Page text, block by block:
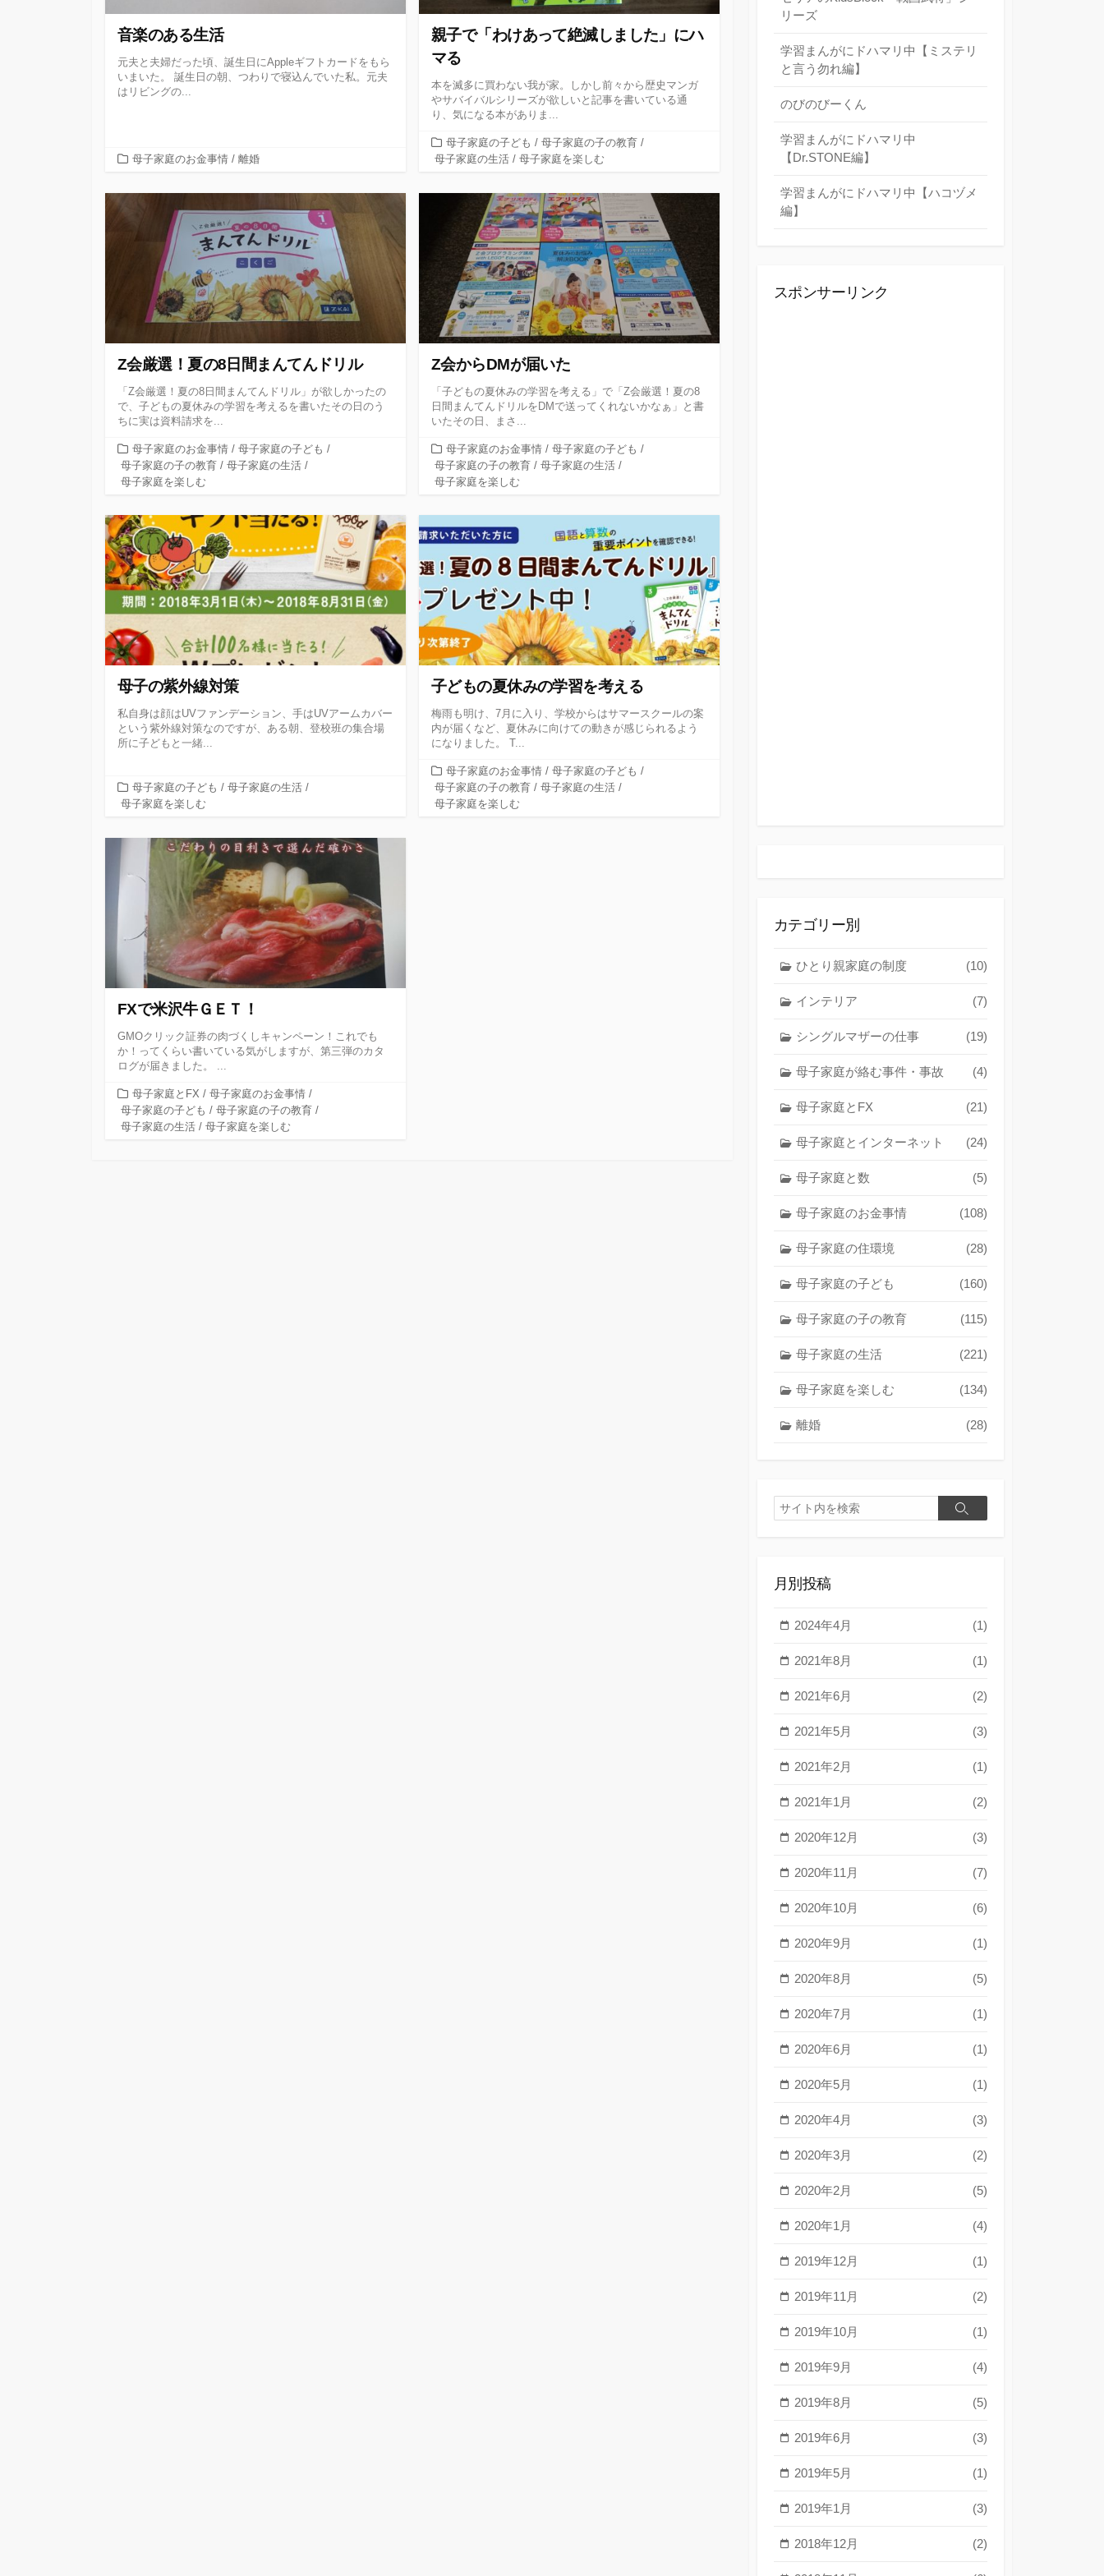
音楽のある生活
元夫と夫婦だった頃、誕生日にAppleギフトカードをもら
いまいた。 誕生日の朝、つわりで寝込んでいた私。元夫
はリビングの...
カ
ゴ
母子家庭のお金事情 / 離婚
親子で「わけあって絶滅しました」にハ
マる
本を滅多に買わない我が家。しかし前々から歴史マンガ
やサバイバルシリーズが欲しいと記事を書いている通
り、気になる本がありま...
カ
テ
リ
母子家庭の子ども / 母子家庭の子の教育 /
母子家庭の生活 / 母子家庭を楽しむ
Z会厳選！夏の8日間まんてんドリル
「Z会厳選！夏の8日間まんてんドリル」が欲しかったの
で、子どもの夏休みの学習を考えるを書いたその日のう
ちに実は資料請求を...
カ
テ
ゴ
ー
母子家庭のお金事情 / 母子家庭の子ども /
母子家庭の子の教育 / 母子家庭の生活 /
母子家庭を楽しむ
Z会からDMが届いた
「子どもの夏休みの学習を考える」で「Z会厳選！夏の8
日間まんてんドリルをDMで送ってくれないかなぁ」と書
いたその日、まさ...
カ
テ
ゴ
ー
母子家庭のお金事情 / 母子家庭の子ども /
母子家庭の子の教育 / 母子家庭の生活 /
母子家庭を楽しむ
母子の紫外線対策
私自身は顔はUVファンデーション、手はUVアームカバー
という紫外線対策なのですが、ある朝、登校班の集合場
所に子どもと一緒...
カ
テ
リ
母子家庭の子ども / 母子家庭の生活 /
母子家庭を楽しむ
子どもの夏休みの学習を考える
梅雨も明け、7月に入り、学校からはサマースクールの案
内が届くなど、夏休みに向けての動きが感じられるよう
になりました。 T...
カ
テ
ゴ
母子家庭のお金事情 / 母子家庭の子ども /
母子家庭の子の教育 / 母子家庭の生活 /
母子家庭を楽しむ
FXで米沢牛ＧＥＴ！
GMOクリック証券の肉づくしキャンペーン！これでも
か！ってくらい書いている気がしますが、第三弾のカタ
ログが届きました。 ...
カ
テ
ゴ
母子家庭とFX / 母子家庭のお金事情 /
母子家庭の子ども / 母子家庭の子の教育 /
母子家庭の生活 / 母子家庭を楽しむ
リーズ
学習まんがにドハマリ中【ミステリ
と言う勿れ編】
のびのびーくん
学習まんがにドハマリ中
【Dr.STONE編】
学習まんがにドハマリ中【ハコヅメ
編】
スポンサーリンク
カテゴリー別
ひとり親家庭の制度 (10)
インテリア (7)
シングルマザーの仕事 (19)
母子家庭が絡む事件・事故 (4)
母子家庭とFX (21)
母子家庭とインターネット (24)
母子家庭と数 (5)
母子家庭のお金事情 (108)
母子家庭の住環境 (28)
母子家庭の子ども (160)
母子家庭の子の教育 (115)
母子家庭の生活 (221)
母子家庭を楽しむ (134)
離婚 (28)
検
索
検
月別投稿
2024年4月 (1)
2021年8月 (1)
2021年6月 (2)
2021年5月 (3)
2021年2月 (1)
2021年1月 (2)
2020年12月 (3)
2020年11月 (7)
2020年10月 (6)
2020年9月 (1)
2020年8月 (5)
2020年7月 (1)
2020年6月 (1)
2020年5月 (1)
2020年4月 (3)
2020年3月 (2)
2020年2月 (5)
2020年1月 (4)
2019年12月 (1)
2019年11月 (2)
2019年10月 (1)
2019年9月 (4)
2019年8月 (5)
2019年6月 (3)
2019年5月 (1)
2019年1月 (3)
2018年12月 (2)